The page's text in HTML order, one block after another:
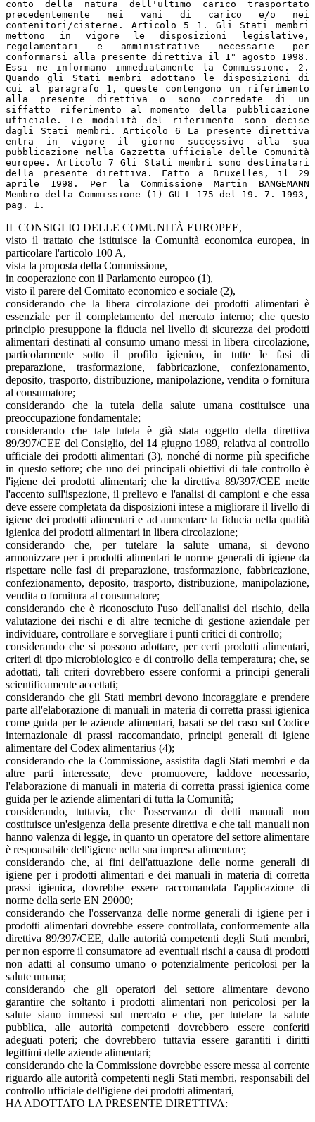
conto della natura dell'ultimo carico trasportato
precedentemente nei vani di carico e/o nei
contenitori/cisterne. Articolo 5 1. Gli Stati membri
mettono in vigore le disposizioni legislative,
regolamentari e amministrative necessarie per
conformarsi alla presente direttiva il 1° agosto 1998.
Essi ne informano immediatamente la Commissione. 2.
Quando gli Stati membri adottano le disposizioni di
cui al paragrafo 1, queste contengono un riferimento
alla presente direttiva o sono corredate di un
siffatto riferimento al momento della pubblicazione
ufficiale. Le modalità del riferimento sono decise
dagli Stati membri. Articolo 6 La presente direttiva
entra in vigore il giorno successivo alla sua
pubblicazione nella Gazzetta ufficiale delle Comunità
europee. Articolo 7 Gli Stati membri sono destinatari
della presente direttiva. Fatto a Bruxelles, il 29
aprile 1998. Per la Commissione Martin BANGEMANN
Membro della Commissione (1) GU L 175 del 19. 7. 1993,
pag. 1.
IL CONSIGLIO DELLE COMUNITÀ EUROPEE,
visto il trattato che istituisce la Comunità economica europea, in
particolare l'articolo 100 A,
vista la proposta della Commissione,
in cooperazione con il Parlamento europeo (1),
visto il parere del Comitato economico e sociale (2),
considerando che la libera circolazione dei prodotti alimentari è
essenziale per il completamento del mercato interno; che questo
principio presuppone la fiducia nel livello di sicurezza dei prodotti
alimentari destinati al consumo umano messi in libera circolazione,
particolarmente sotto il profilo igienico, in tutte le fasi di
preparazione, trasformazione, fabbricazione, confezionamento,
deposito, trasporto, distribuzione, manipolazione, vendita o fornitura
al consumatore;
considerando che la tutela della salute umana costituisce una
preoccupazione fondamentale;
considerando che tale tutela è già stata oggetto della direttiva
89/397/CEE del Consiglio, del 14 giugno 1989, relativa al controllo
ufficiale dei prodotti alimentari (3), nonché di norme più specifiche
in questo settore; che uno dei principali obiettivi di tale controllo è
l'igiene dei prodotti alimentari; che la direttiva 89/397/CEE mette
l'accento sull'ispezione, il prelievo e l'analisi di campioni e che essa
deve essere completata da disposizioni intese a migliorare il livello di
igiene dei prodotti alimentari e ad aumentare la fiducia nella qualità
igienica dei prodotti alimentari in libera circolazione;
considerando che, per tutelare la salute umana, si devono
armonizzare per i prodotti alimentari le norme generali di igiene da
rispettare nelle fasi di preparazione, trasformazione, fabbricazione,
confezionamento, deposito, trasporto, distribuzione, manipolazione,
vendita o fornitura al consumatore;
considerando che è riconosciuto l'uso dell'analisi del rischio, della
valutazione dei rischi e di altre tecniche di gestione aziendale per
individuare, controllare e sorvegliare i punti critici di controllo;
considerando che si possono adottare, per certi prodotti alimentari,
criteri di tipo microbiologico e di controllo della temperatura; che, se
adottati, tali criteri dovrebbero essere conformi a principi generali
scientificamente accettati;
considerando che gli Stati membri devono incoraggiare e prendere
parte all'elaborazione di manuali in materia di corretta prassi igienica
come guida per le aziende alimentari, basati se del caso sul Codice
internazionale di prassi raccomandato, principi generali di igiene
alimentare del Codex alimentarius (4);
considerando che la Commissione, assistita dagli Stati membri e da
altre parti interessate, deve promuovere, laddove necessario,
l'elaborazione di manuali in materia di corretta prassi igienica come
guida per le aziende alimentari di tutta la Comunità;
considerando, tuttavia, che l'osservanza di detti manuali non
costituisce un'esigenza della presente direttiva e che tali manuali non
hanno valenza di legge, in quanto un operatore del settore alimentare
è responsabile dell'igiene nella sua impresa alimentare;
considerando che, ai fini dell'attuazione delle norme generali di
igiene per i prodotti alimentari e dei manuali in materia di corretta
prassi igienica, dovrebbe essere raccomandata l'applicazione di
norme della serie EN 29000;
considerando che l'osservanza delle norme generali di igiene per i
prodotti alimentari dovrebbe essere controllata, conformemente alla
direttiva 89/397/CEE, dalle autorità competenti degli Stati membri,
per non esporre il consumatore ad eventuali rischi a causa di prodotti
non adatti al consumo umano o potenzialmente pericolosi per la
salute umana;
considerando che gli operatori del settore alimentare devono
garantire che soltanto i prodotti alimentari non pericolosi per la
salute siano immessi sul mercato e che, per tutelare la salute
pubblica, alle autorità competenti dovrebbero essere conferiti
adeguati poteri; che dovrebbero tuttavia essere garantiti i diritti
legittimi delle aziende alimentari;
considerando che la Commissione dovrebbe essere messa al corrente
riguardo alle autorità competenti negli Stati membri, responsabili del
controllo ufficiale dell'igiene dei prodotti alimentari,
HA ADOTTATO LA PRESENTE DIRETTIVA: